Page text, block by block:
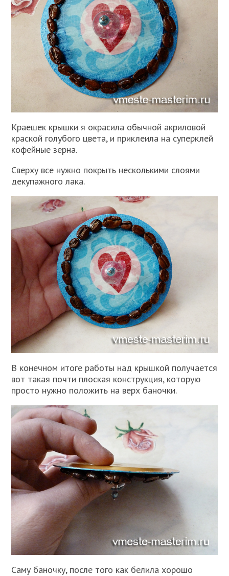
Краешек крышки я окрасила обычной акриловой
краской голубого цвета, и приклеила на суперклей
кофейные зерна.
Сверху все нужно покрыть несколькими слоями
декупажного лака.
В конечном итоге работы над крышкой получается
вот такая почти плоская конструкция, которую
просто нужно положить на верх баночки.
Саму баночку, после того как белила хорошо